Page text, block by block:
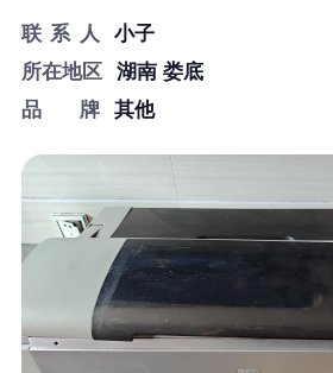
新化出售闲置1390功能完好
联 系 人
小子
所在地区
湖南 娄底
品牌
其他